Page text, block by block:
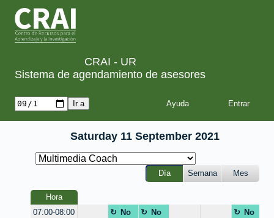
CRAI - UR
Sistema de agendamiento de asesores
Ayuda
Saturday 11 September 2021
Día Semana Mes
Hora
07:00-08:00
No
No
No